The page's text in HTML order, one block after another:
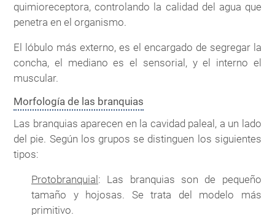
quimioreceptora, controlando la calidad del agua que
penetra en el organismo.
El lóbulo más externo, es el encargado de segregar la
concha, el mediano es el sensorial, y el interno el
muscular.
Morfología de las branquias
Las branquias aparecen en la cavidad paleal, a un lado
del pie. Según los grupos se distinguen los siguientes
tipos:
Protobranquial: Las branquias son de pequeño
tamaño y hojosas. Se trata del modelo más
primitivo.